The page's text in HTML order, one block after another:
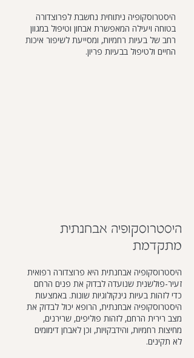
היסטרוסקופיה ניתוחית נחשבת לפרוצדורה
בטוחה ויעילה המאפשרת אבחון וטיפול במגוון
רחב של בעיות רחמיות, ומסייעת לשיפור איכות
החיים ולטיפול בבעיות פריון.
היסטרוסקופיה אבחנתית
מתקדמת
היסטרוסקופיה אבחנתית היא פרוצדורה רפואית
זעיר-פולשנית שנועדה לבדוק את פנים הרחם
כדי לזהות בעיות גינקולוגיות שונות. באמצעות
היסטרוסקופיה אבחנתית, הרופא יכול לבדוק את
מצב רירית הרחם, לזהות פוליפים, שרירנים,
מחיצות רחמיות, והידבקויות, וכן לאבחן דימומים
לא תקינים.